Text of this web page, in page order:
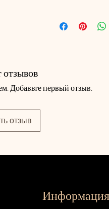
Добавьте первый отзыв.
отзыв
Информация